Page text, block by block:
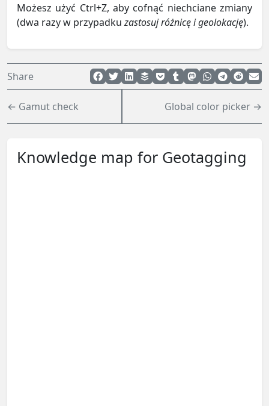
Możesz użyć Ctrl+Z, aby cofnąć niechciane zmiany
(dwa razy w przypadkuzastosuj różnicę i geolokację).
Share
← Gamut check Global color picker →
Knowledge map for Geotagging